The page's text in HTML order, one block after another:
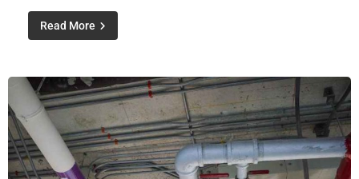
Read More